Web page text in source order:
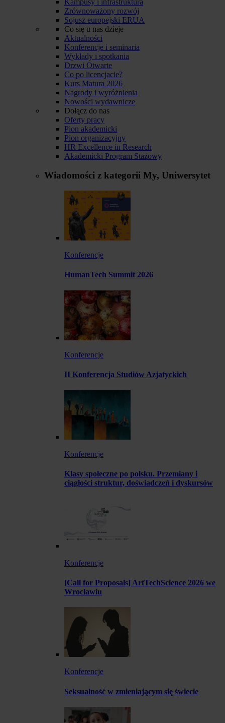
Zrównoważony rozwój
Sojusz europejski ERUA
Co się u nas dzieje
Aktualności
Konferencje i seminaria
Wykłady i spotkania
Drzwi Otwarte
Co po licencjacie?
Kurs Matura 2026
Nagrody i wyróżnienia
Nowości wydawnicze
Dołącz do nas
Oferty pracy
Pion akademicki
Pion organizacyjny
HR Excellence in Research
Akademicki Program Stażowy
Wiadomości z kategorii My, Uniwersytet
Konferencje
HumanTech Summit 2026
Konferencje
II Konferencja Studiów Azjatyckich
Konferencje
Klasy społeczne po polsku. Przemiany i
ciągłości struktur, doświadczeń i dyskursów
Konferencje
[Call for Proposals] ArtTechScience 2026 we
Wrocławiu
Konferencje
Seksualność w zmieniającym się świecie